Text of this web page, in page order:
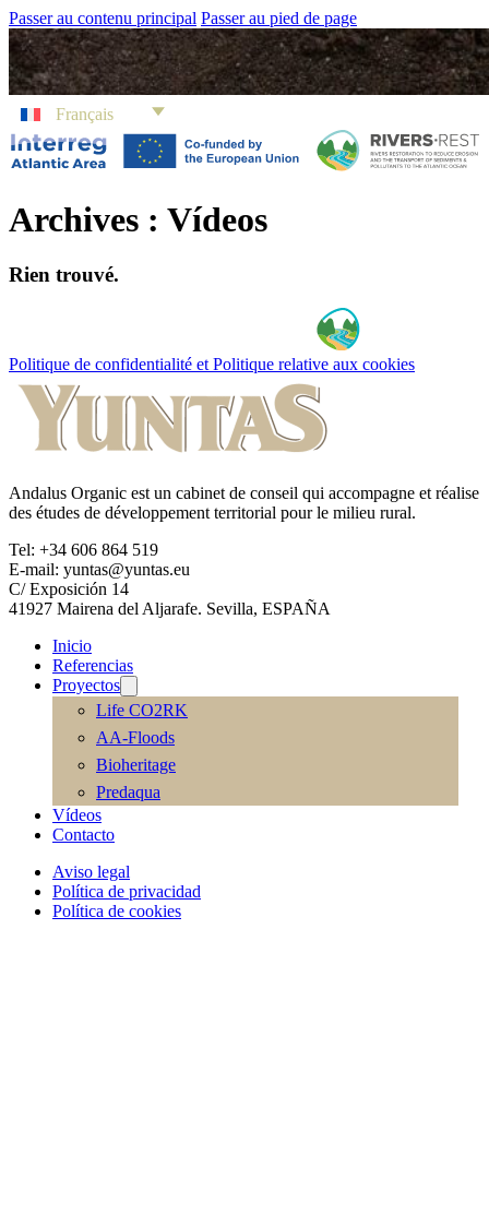
Passer au contenu principal Passer au pied de page
Français
Archives : Vídeos
Rien trouvé.
Politique de confidentialité et Politique relative aux cookies
Andalus Organic est un cabinet de conseil qui accompagne et réalise
des études de développement territorial pour le milieu rural.
Tel: +34 606 864 519
E-mail: yuntas@yuntas.eu
C/ Exposición 14
41927 Mairena del Aljarafe. Sevilla, ESPAÑA
Inicio
Referencias
Proyectos
Life CO2RK
AA-Floods
Bioheritage
Predaqua
Vídeos
Contacto
Aviso legal
Política de privacidad
Política de cookies